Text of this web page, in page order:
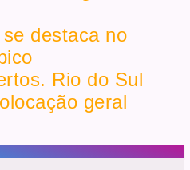
destaca no
Rio do Sul
geral